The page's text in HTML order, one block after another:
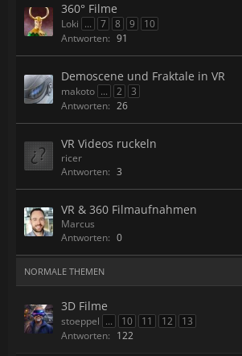
360° Filme
Loki ... 7 8 9
10
Antworten: 91
Demoscene und Fraktale in VR
makoto ... 2
3
Antworten: 26
VR Videos ruckeln
ricer
Antworten: 3
VR & 360 Filmaufnahmen
Marcus
Antworten: 0
NORMALE THEMEN
3D Filme
stoeppel ... 10 11 12
13
Antworten: 122